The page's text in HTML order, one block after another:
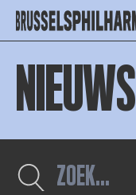
NIEUWS